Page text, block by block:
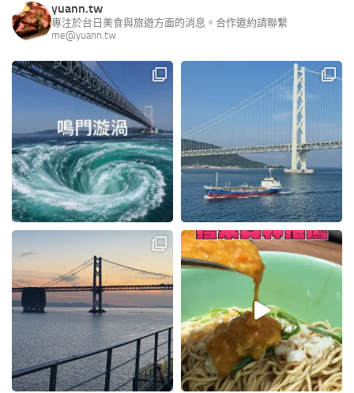
yuann.tw
專注於台日美食與旅遊方面的消息。合作邀約請聯繫
me@yuann.tw